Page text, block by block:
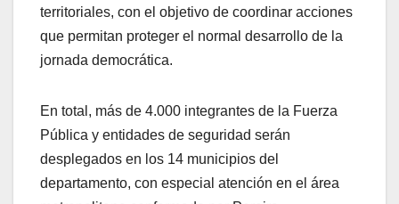
territoriales, con el objetivo de coordinar acciones
que permitan proteger el normal desarrollo de la
jornada democrática.
En total, más de 4.000 integrantes de la Fuerza
Pública y entidades de seguridad serán
desplegados en los 14 municipios del
departamento, con especial atención en el área